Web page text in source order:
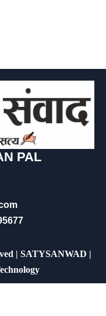
PAL
| SATYSANWAD |